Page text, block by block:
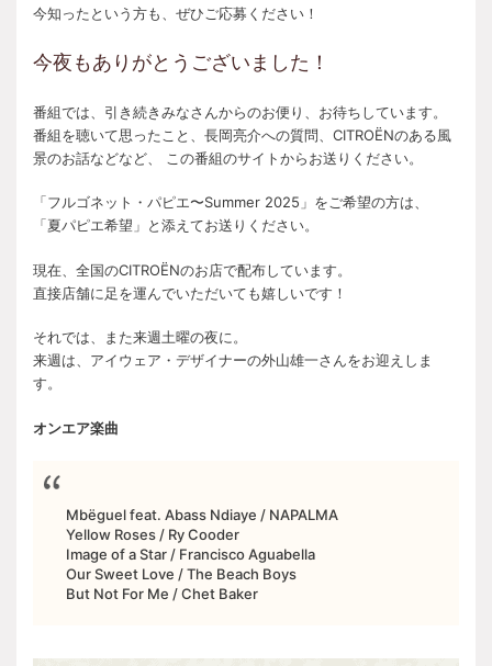
今知ったという方も、ぜひご応募ください！
今夜もありがとうございました！
番組では、引き続きみなさんからのお便り、お待ちしています。
番組を聴いて思ったこと、長岡亮介への質問、CITROËNのある風
景のお話などなど、 この番組のサイトからお送りください。
「フルゴネット・パピエ〜Summer 2025」をご希望の方は、
「夏パピエ希望」と添えてお送りください。
現在、全国のCITROËNのお店で配布しています。
直接店舗に足を運んでいただいても嬉しいです！
それでは、また来週土曜の夜に。
来週は、アイウェア・デザイナーの外山雄一さんをお迎えしま
す。
オンエア楽曲
Mbëguel feat. Abass Ndiaye / NAPALMA
Yellow Roses / Ry Cooder
Image of a Star / Francisco Aguabella
Our Sweet Love / The Beach Boys
But Not For Me / Chet Baker